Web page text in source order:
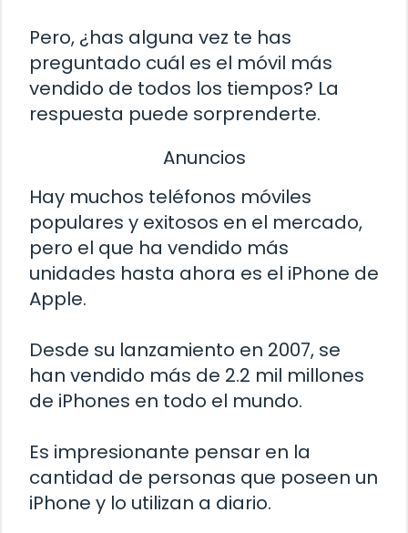
Pero, ¿has alguna vez te has
preguntado cuál es el móvil más
vendido de todos los tiempos? La
respuesta puede sorprenderte.
Anuncios
Hay muchos teléfonos móviles
populares y exitosos en el mercado,
pero el que ha vendido más
unidades hasta ahora es el iPhone de
Apple.
Desde su lanzamiento en 2007, se
han vendido más de 2.2 mil millones
de iPhones en todo el mundo.
Es impresionante pensar en la
cantidad de personas que poseen un
iPhone y lo utilizan a diario.